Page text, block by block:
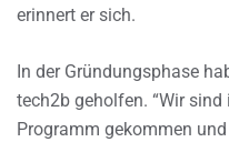
erinnert er sich.
In der Gründungsphase
tech2b geholfen. “Wir
Programm gekommen